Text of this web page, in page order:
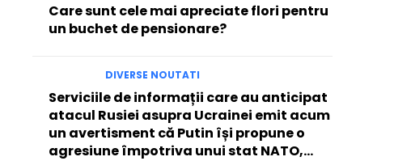
Care sunt cele mai apreciate flori pentru
un buchet de pensionare?
DIVERSE NOUTATI
Serviciile de informații care au anticipat
atacul Rusiei asupra Ucrainei emit acum
un avertisment că Putin își propune o
agresiune împotriva unui stat NATO,...